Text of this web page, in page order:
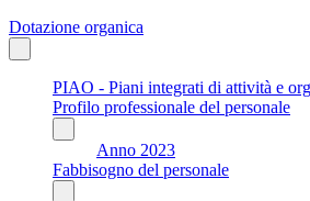
Dotazione organica
PIAO - Piani integrati di attività e
Profilo professionale del personale
Anno 2023
Fabbisogno del personale